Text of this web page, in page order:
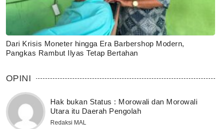
Dari Krisis Moneter hingga Era Barbershop Modern,
Pangkas Rambut Ilyas Tetap Bertahan
OPINI
Hak bukan Status : Morowali dan Morowali
Utara itu Daerah Pengolah
Redaksi MAL